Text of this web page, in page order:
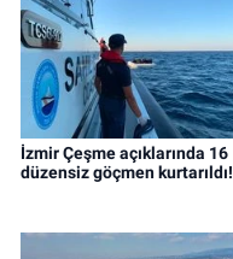
İzmir Çeşme açıklarında 16
düzensiz göçmen kurtarıldı!